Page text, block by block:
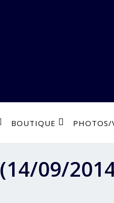
BOUTIQUE PHOTOS/
09/